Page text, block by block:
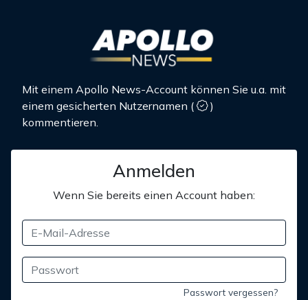
Mit einem Apollo News-Account können Sie u.a. mit
einem gesicherten Nutzernamen (
)
kommentieren.
Anmelden
Wenn Sie bereits einen Account haben:
Passwort vergessen?